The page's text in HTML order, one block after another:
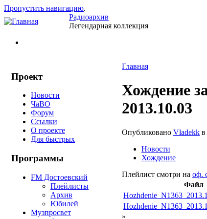
Пропустить навигацию.
Радиоархив
Легендарная коллекция
Проект
Новости
ЧаВО
Форум
Ссылки
О проекте
Для быстрых
Программы
FM Достоевский
Плейлисты
Архив
Юбилей
Музпросвет
Главная
Хождение
2013.10.03
Опубликовано Vladekk в
Новости
Хождение
Плейлист смотри на оф.
Файл
»